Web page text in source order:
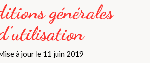
générales
à jour le 11 juin 2019